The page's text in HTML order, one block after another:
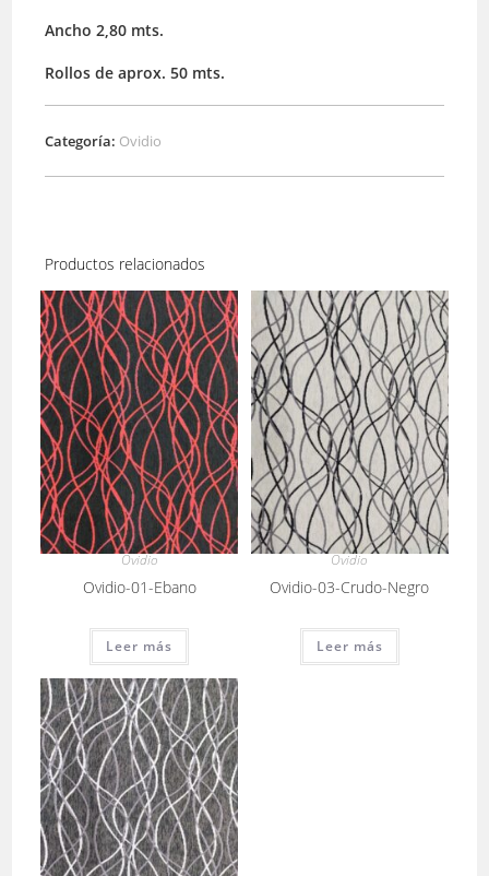
Ancho 2,80 mts.
Rollos de aprox. 50 mts.
Categoría: Ovidio
Productos relacionados
Ovidio
Ovidio-01-Ebano
Leer más
Ovidio
Ovidio-03-Crudo-Negro
Leer más